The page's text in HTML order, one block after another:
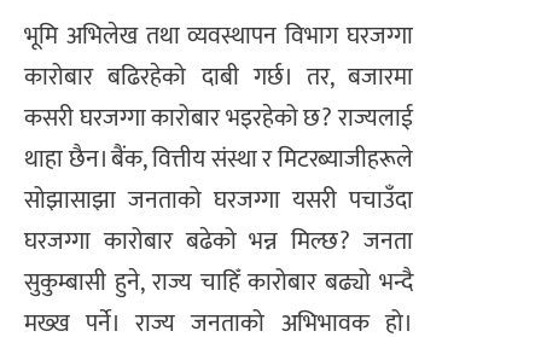
भूमि अभिलेख तथा व्यवस्थापन विभाग घरजग्गा
कारोबार बढिरहेको दाबी गर्छ। तर, बजारमा
कसरी घरजग्गा कारोबार भइरहेको छ? राज्यलाई
थाहा छैन। बैंक, वित्तीय संस्था र मिटरब्याजीहरूले
सोझासाझा जनताको घरजग्गा यसरी पचाउँदा
घरजग्गा कारोबार बढेको भन्न मिल्छ? जनता
सुकुम्बासी हुने, राज्य चाहिँ कारोबार बढ्यो भन्दै
मख्ख पर्ने। राज्य जनताको अभिभावक हो।